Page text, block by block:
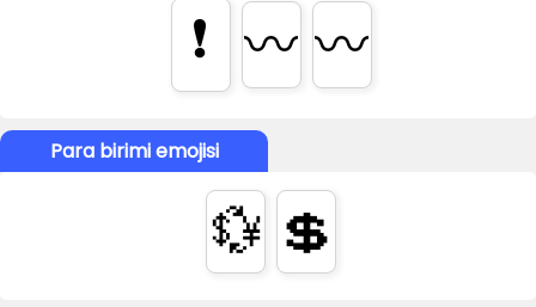
❗ 〰️ 〰
Para birimi emojisi
💱 💲